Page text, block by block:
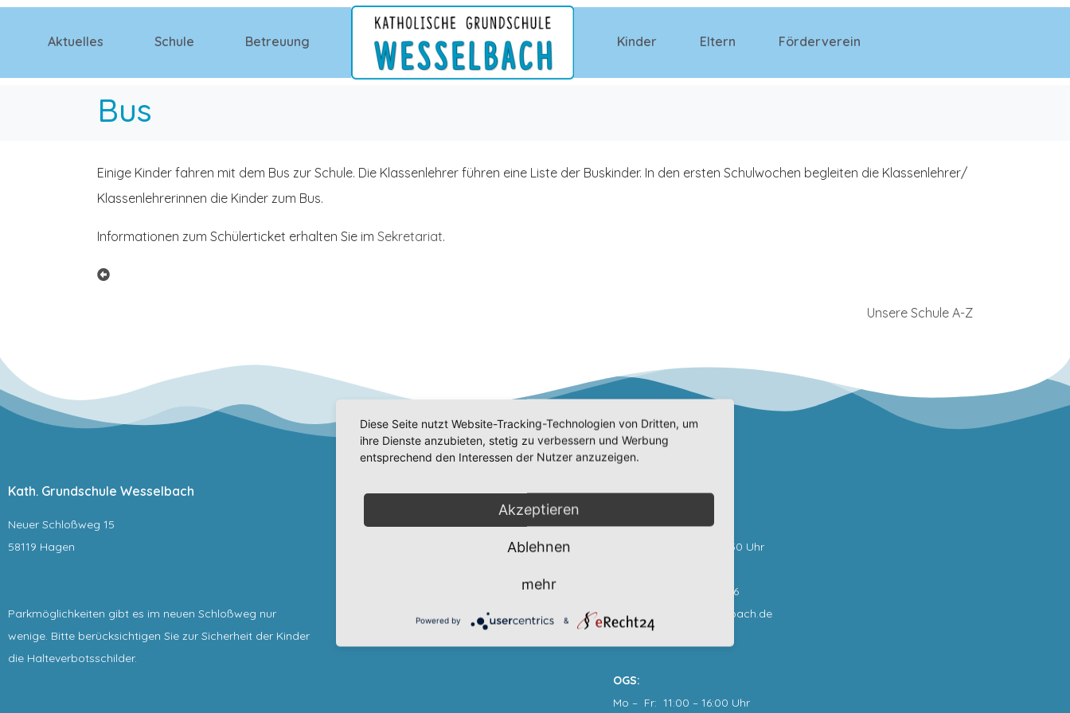
Aktuelles Schule Betreuung Kinder Eltern Förderverein
Bus
Einige Kinder fahren mit dem Bus zur Schule. Die Klassenlehrer führen eine Liste der Buskinder. In den ersten Schulwochen begleiten die Klassenlehrer/
Klassenlehrerinnen die Kinder zum Bus.
Informationen zum Schülerticket erhalten Sie im Sekretariat.
Unsere Schule A-Z
Kath. Grundschule Wesselbach
Neuer Schloßweg 15
58119 Hagen
Parkmöglichkeiten gibt es im neuen Schloßweg nur
wenige. Bitte berücksichtigen Sie zur Sicherheit der Kinder
die Halteverbotsschilder.
Wir sind erreichbar:
Sekretariat:
Mo, Di, Mi, Do: 7:30-12:30 Uhr
Fax: 02334 – 44 56 62 16
Email: info@gs-wesselbach.de
OGS:
Mo – Fr: 11:00 – 16:00 Uhr
Diese Seite nutzt Website-Tracking-Technologien von Dritten, um
ihre Dienste anzubieten, stetig zu verbessern und Werbung
entsprechend den Interessen der Nutzer anzuzeigen.
Akzeptieren
Ablehnen
mehr
Powered by &